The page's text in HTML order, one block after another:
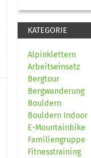
KATEGORIE
Alpinklettern
Arbeitseinsatz
Bergtour
Bergwanderung
Bouldern
Bouldern Indoor
E-Mountainbike
Familiengruppe
Fitnesstraining